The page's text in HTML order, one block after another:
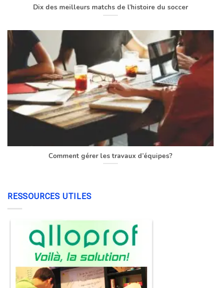
Dix des meilleurs matchs de l’histoire du soccer
Comment gérer les travaux d’équipes?
RESSOURCES UTILES